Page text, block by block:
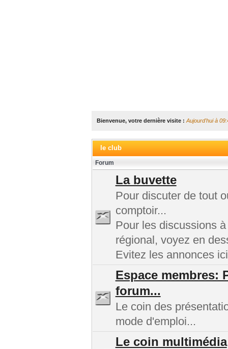
Bienvenue, votre dernière visite : Aujourd'hui à
le club
Forum
La buvette
Pour discuter de tout
comptoir...
Pour les discussions
régional, voyez en
Evitez les annonces
Espace membres:
forum...
Le coin des
mode d'emploi...
Le coin multimédia